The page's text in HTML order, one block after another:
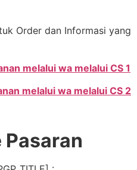
Order dan Informasi yang
melalui wa melalui CS 1
melalui wa melalui CS 2
Pasaran